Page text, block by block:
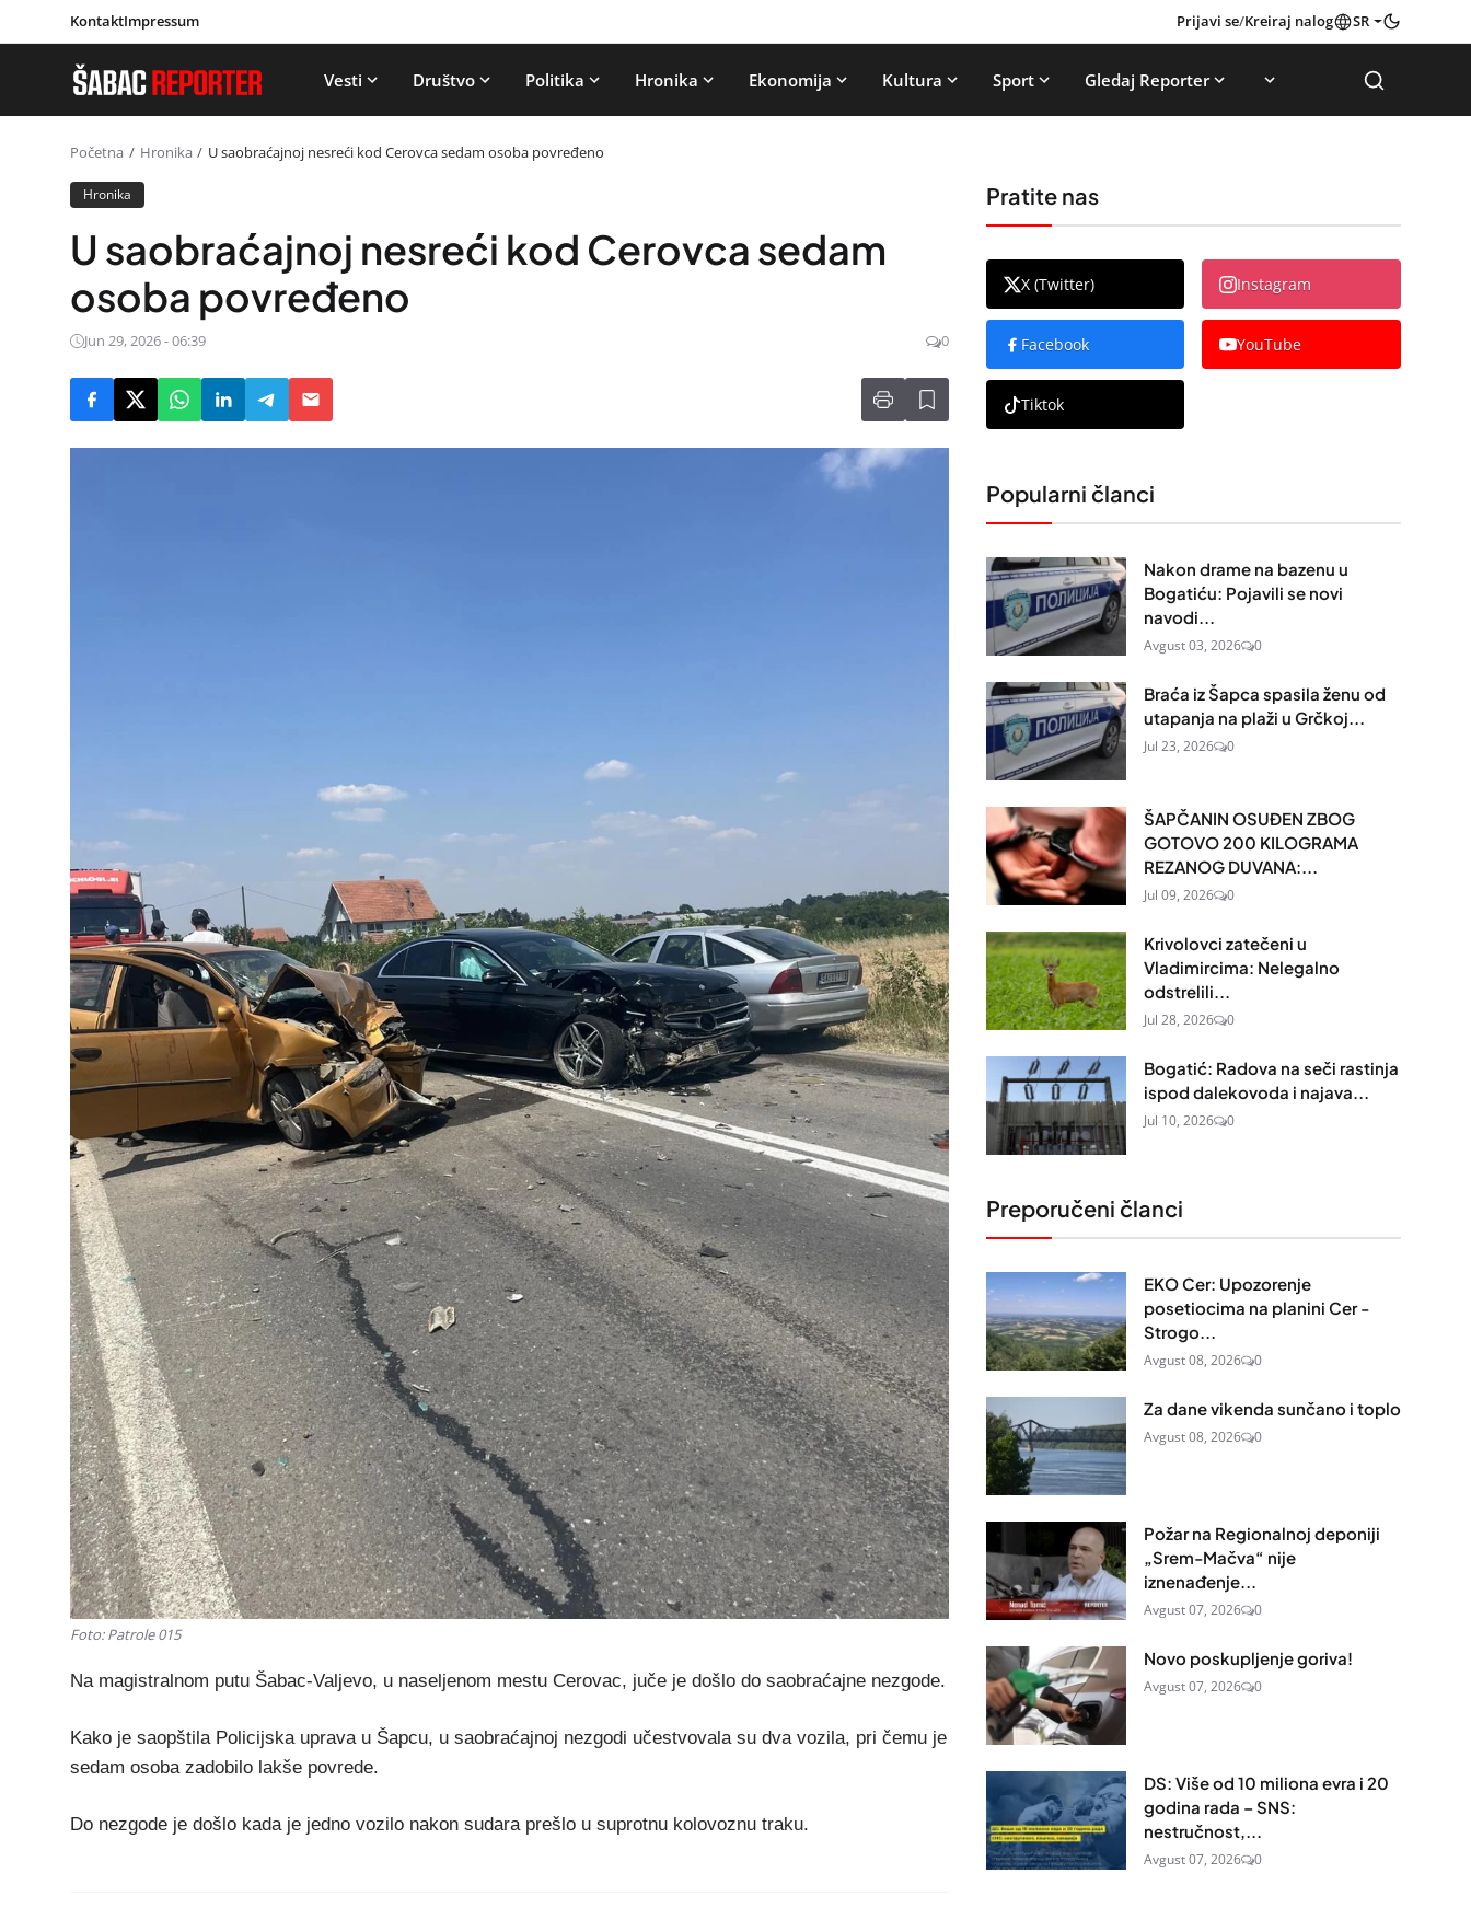
KontaktImpressum Prijavi se/Kreiraj nalog SR
Vesti Društvo Politika Hronika Ekonomija Kultura Sport Gledaj Reporter
Početna Hronika U saobraćajnoj nesreći kod Cerovca sedam osoba povređeno
Hronika
U saobraćajnoj nesreći kod Cerovca sedam
osoba povređeno
Jun 29, 2026 - 06:39 0
Foto: Patrole 015
Na magistralnom putu Šabac-Valjevo, u naseljenom mestu Cerovac, juče je došlo do saobraćajne nezgode.
Kako je saopštila Policijska uprava u Šapcu, u saobraćajnoj nezgodi učestvovala su dva vozila, pri čemu je
sedam osoba zadobilo lakše povrede.
Do nezgode je došlo kada je jedno vozilo nakon sudara prešlo u suprotnu kolovoznu traku.
Pratite nas
X (Twitter) Instagram
Facebook YouTube
Tiktok
Popularni članci
Nakon drame na bazenu u
Bogatiću: Pojavili se novi
navodi...
Avgust 03, 2026 0
Braća iz Šapca spasila ženu od
utapanja na plaži u Grčkoj...
Jul 23, 2026 0
ŠAPČANIN OSUĐEN ZBOG
GOTOVO 200 KILOGRAMA
REZANOG DUVANA:...
Jul 09, 2026 0
Krivolovci zatečeni u
Vladimircima: Nelegalno
odstrelili...
Jul 28, 2026 0
Bogatić: Radova na seči rastinja
ispod dalekovoda i najava...
Jul 10, 2026 0
Preporučeni članci
EKO Cer: Upozorenje
posetiocima na planini Cer -
Strogo...
Avgust 08, 2026 0
Za dane vikenda sunčano i toplo
Avgust 08, 2026 0
Požar na Regionalnoj deponiji
„Srem-Mačva“ nije
iznenađenje...
Avgust 07, 2026 0
Novo poskupljenje goriva!
Avgust 07, 2026 0
DS: Više od 10 miliona evra i 20
godina rada – SNS:
nestručnost,...
Avgust 07, 2026 0